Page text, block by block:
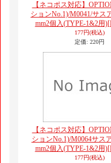
【ネコポス対応】
ションNo.1)/M0041/サス
mm2個入(TYPE-1&2用)
177円(税込)
定価: 220円
【ネコポス対応】
ションNo.1)/M0064サス
mm2個入(TYPE-1&2用)
177円(税込)